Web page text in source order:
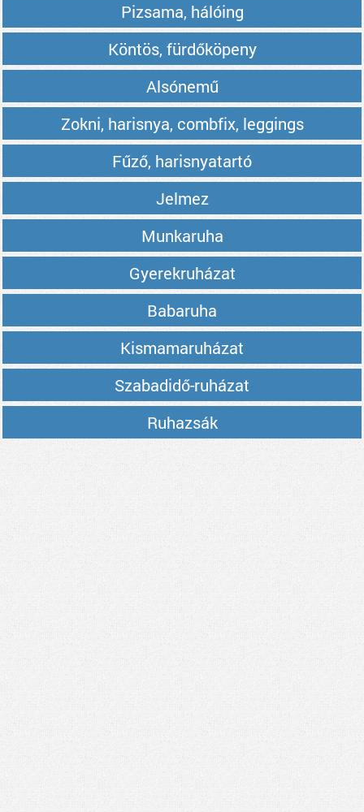
Pizsama, hálóing
Köntös, fürdőköpeny
Alsónemű
Zokni, harisnya, combfix, leggings
Fűző, harisnyatartó
Jelmez
Munkaruha
Gyerekruházat
Babaruha
Kismamaruházat
Szabadidő-ruházat
Ruhazsák